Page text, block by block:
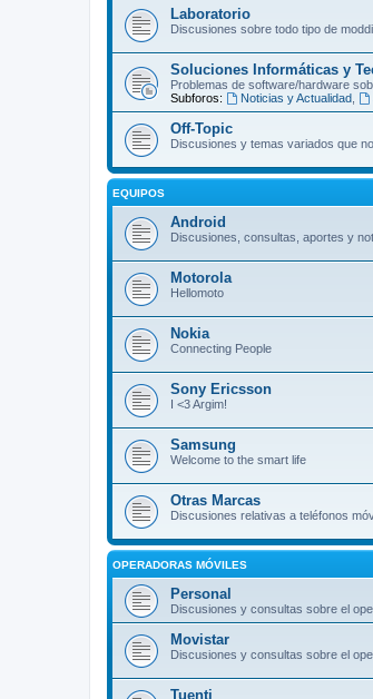
Laboratorio
Discusiones sobre todo tipo de
Soluciones Informáticas y
Problemas de software/hardware
Subforos:
Noticias y Actualidad,
Off-Topic
Discusiones y temas variados que
EQUIPOS
Android
Discusiones, consultas, aportes y
Motorola
Hellomoto
Nokia
Connecting People
Sony Ericsson
I <3 Argim!
Samsung
Welcome to the smart life
Otras Marcas
Discusiones relativas a teléfonos
OPERADORAS MÓVILES
Personal
Discusiones y consultas sobre el
Movistar
Discusiones y consultas sobre el
Tuenti